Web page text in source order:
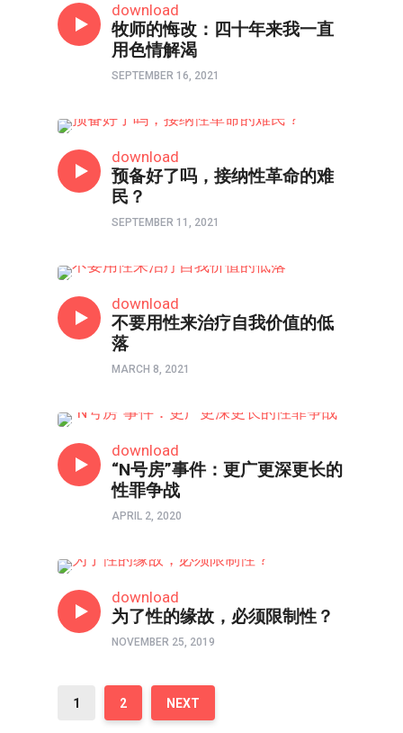
download
牧师的悔改：四十年来我一直
用色情解渴
SEPTEMBER 16, 2021
download
预备好了吗，接纳性革命的难
民？
SEPTEMBER 11, 2021
download
不要用性来治疗自我价值的低
落
MARCH 8, 2021
download
“N号房”事件：更广更深更长的
性罪争战
APRIL 2, 2020
download
为了性的缘故，必须限制性？
NOVEMBER 25, 2019
1 2 NEXT